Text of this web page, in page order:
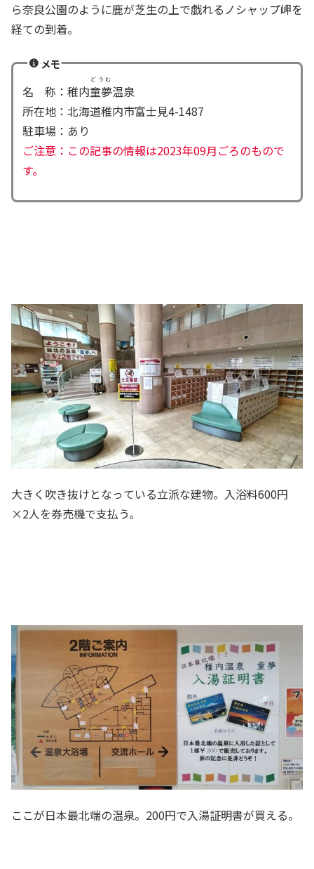
ら奈良公園のように鹿が芝生の上で戯れるノシャップ岬を
経ての到着。
メモ
名 称：稚内童夢
どうむ
温泉
所在地：北海道稚内市富士見4-1487
駐車場：あり
ご注意：この記事の情報は2023年09月ごろのもので
す。
大きく吹き抜けとなっている立派な建物。入浴料600円
×2人を券売機で支払う。
ここが日本最北端の温泉。200円で入湯証明書が買える。